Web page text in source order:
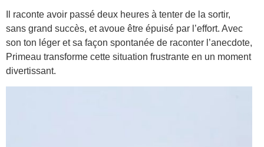
Il raconte avoir passé deux heures à tenter de la sortir,
sans grand succès, et avoue être épuisé par l’effort. Avec
son ton léger et sa façon spontanée de raconter l’anecdote,
Primeau transforme cette situation frustrante en un moment
divertissant.